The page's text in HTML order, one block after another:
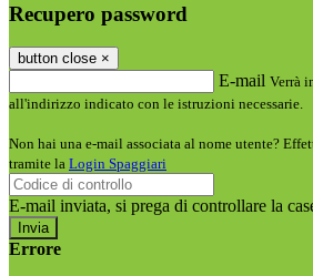
Recupero password
button close ×
E-mail Verrà
all'indirizzo indicato con le istruzioni necessarie.
Non hai una e-mail associata al nome utente?
tramite la Login Spaggiari
E-mail inviata, si prega di controllare la
Errore